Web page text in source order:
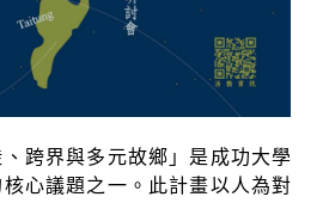
、跨界與多元故鄉」是成功大學
核心議題之一。此計畫以人為對